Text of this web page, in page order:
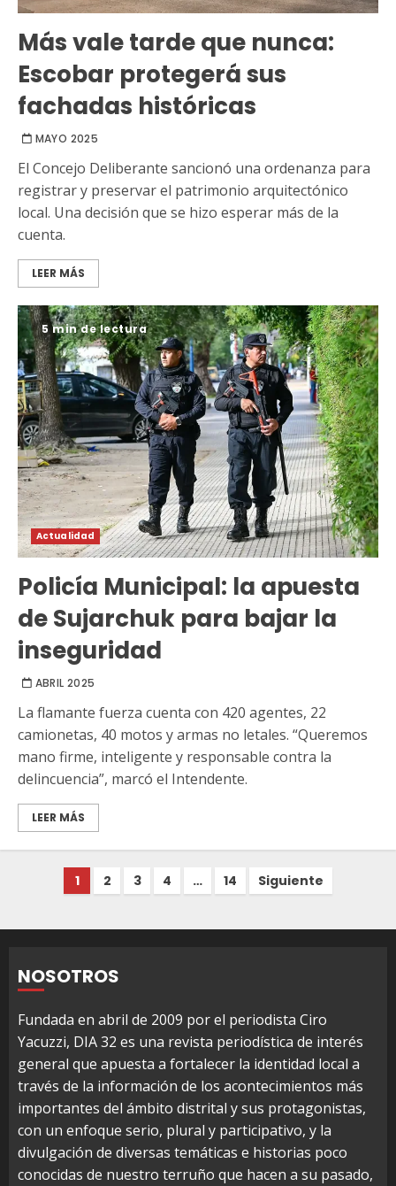
Más vale tarde que nunca:
Escobar protegerá sus
fachadas históricas
MAYO 2025
El Concejo Deliberante sancionó una ordenanza para
registrar y preservar el patrimonio arquitectónico
local. Una decisión que se hizo esperar más de la
cuenta.
LEER MÁS
5 min de lectura
Actualidad
Policía Municipal: la apuesta
de Sujarchuk para bajar la
inseguridad
ABRIL 2025
La flamante fuerza cuenta con 420 agentes, 22
camionetas, 40 motos y armas no letales. “Queremos
mano firme, inteligente y responsable contra la
delincuencia”, marcó el Intendente.
LEER MÁS
Paginación
entradas
1 2 3 4 … 14 Siguiente
NOSOTROS
Fundada en abril de 2009 por el periodista Ciro
Yacuzzi, DIA 32 es una revista periodística de interés
general que apuesta a fortalecer la identidad local a
través de la información de los acontecimientos más
importantes del ámbito distrital y sus protagonistas,
con un enfoque serio, plural y participativo, y la
divulgación de diversas temáticas e historias poco
conocidas de nuestro terruño que hacen a su pasado,